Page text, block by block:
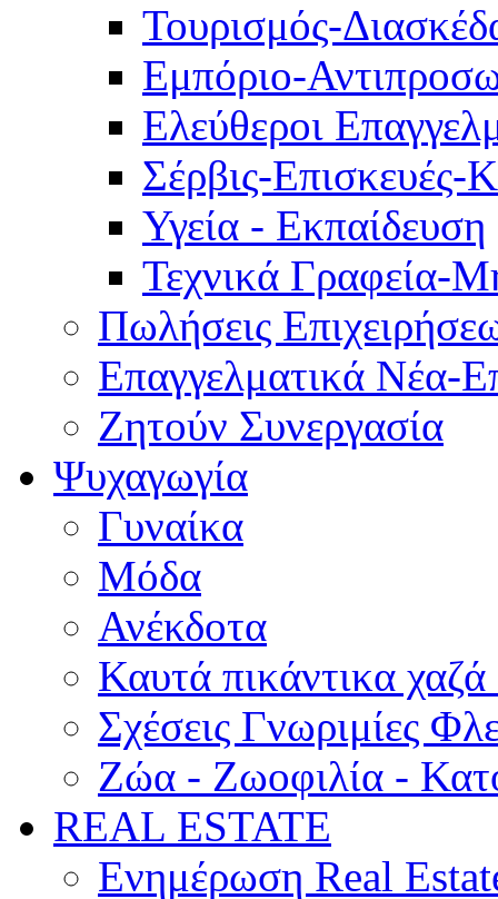
Τουρισμός-
Εμπόριο-
Ελεύθεροι
Σέρβις-Επισκευές-
Υγεία - Εκπαίδευση
Τεχνικά Γραφεία-
Πωλήσεις
Επαγγελματικά Νέα-
Ζητούν Συνεργασία
Ψυχαγωγία
Γυναίκα
Μόδα
Ανέκδοτα
Καυτά πικάντικα χαζά
Σχέσεις Γνωριμίες
Ζώα - Ζωοφιλία -
REAL ESTATE
Ενημέρωση Real